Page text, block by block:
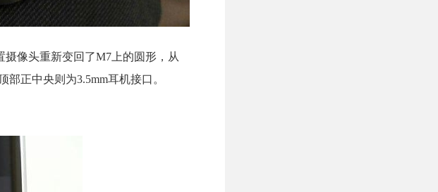
像头重新变回了M7上的圆形，从
正中央则为3.5mm耳机接口。